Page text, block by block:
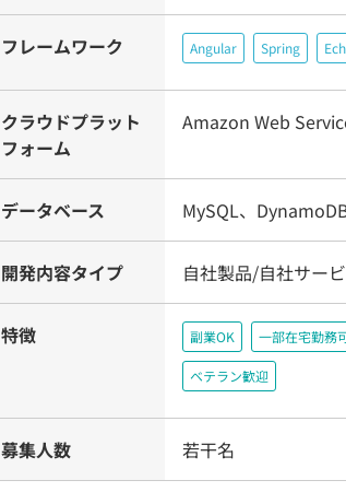
フレームワーク Angular Spring
クラウドプラット
フォーム
Amazon Web
データベース MySQL、
開発内容タイプ 自社製品/自社サー
特徴 副業OK 一部在宅勤務
ベテラン歓迎
募集人数 若干名